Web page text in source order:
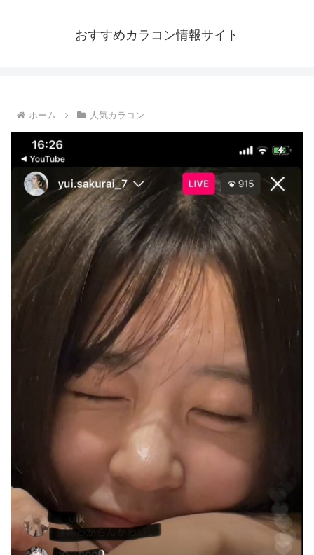
おすすめカラコン情報サイト
ホーム 人気カラコン